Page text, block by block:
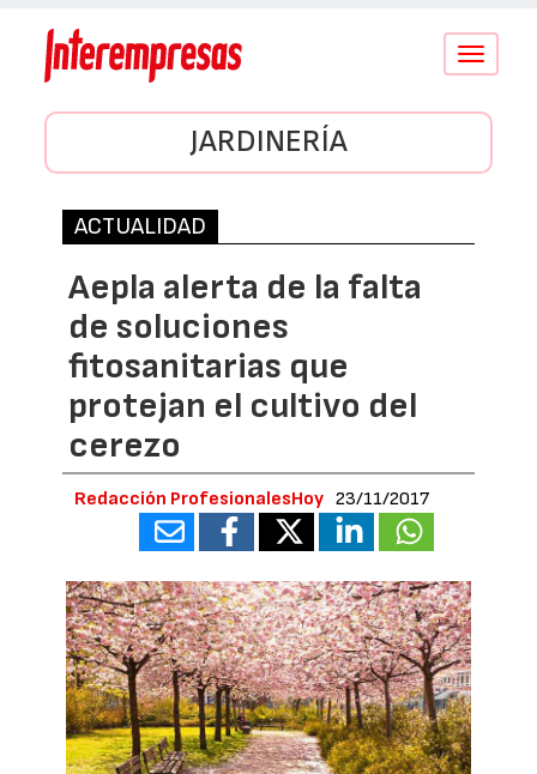
Conmutar
JARDINERÍA
ACTUALIDAD
Aepla alerta de la falta
de soluciones
fitosanitarias que
protejan el cultivo del
cerezo
Redacción ProfesionalesHoy 23/11/2017